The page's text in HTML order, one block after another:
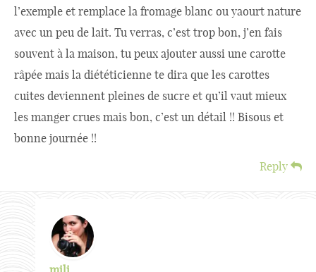
l’exemple et remplace la fromage blanc ou yaourt nature
avec un peu de lait. Tu verras, c’est trop bon, j’en fais
souvent à la maison, tu peux ajouter aussi une carotte
râpée mais la diététicienne te dira que les carottes
cuites deviennent pleines de sucre et qu’il vaut mieux
les manger crues mais bon, c’est un détail !! Bisous et
bonne journée !!
Reply